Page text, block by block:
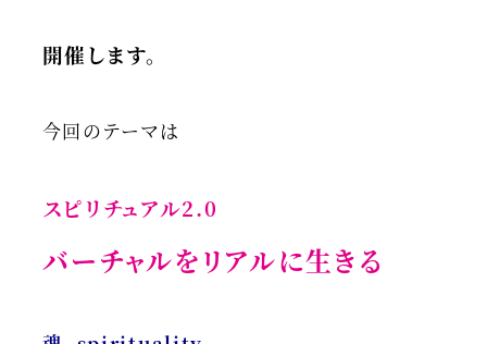
開催します。
今回のテーマは
スピリチュアル2.0
バーチャルをリアルに生きる